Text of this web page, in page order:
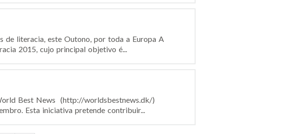
de literacia, este Outono, por toda a Europa A
2015, cujo principal objetivo é...
Best News (http://worldsbestnews.dk/)
Esta iniciativa pretende contribuir...